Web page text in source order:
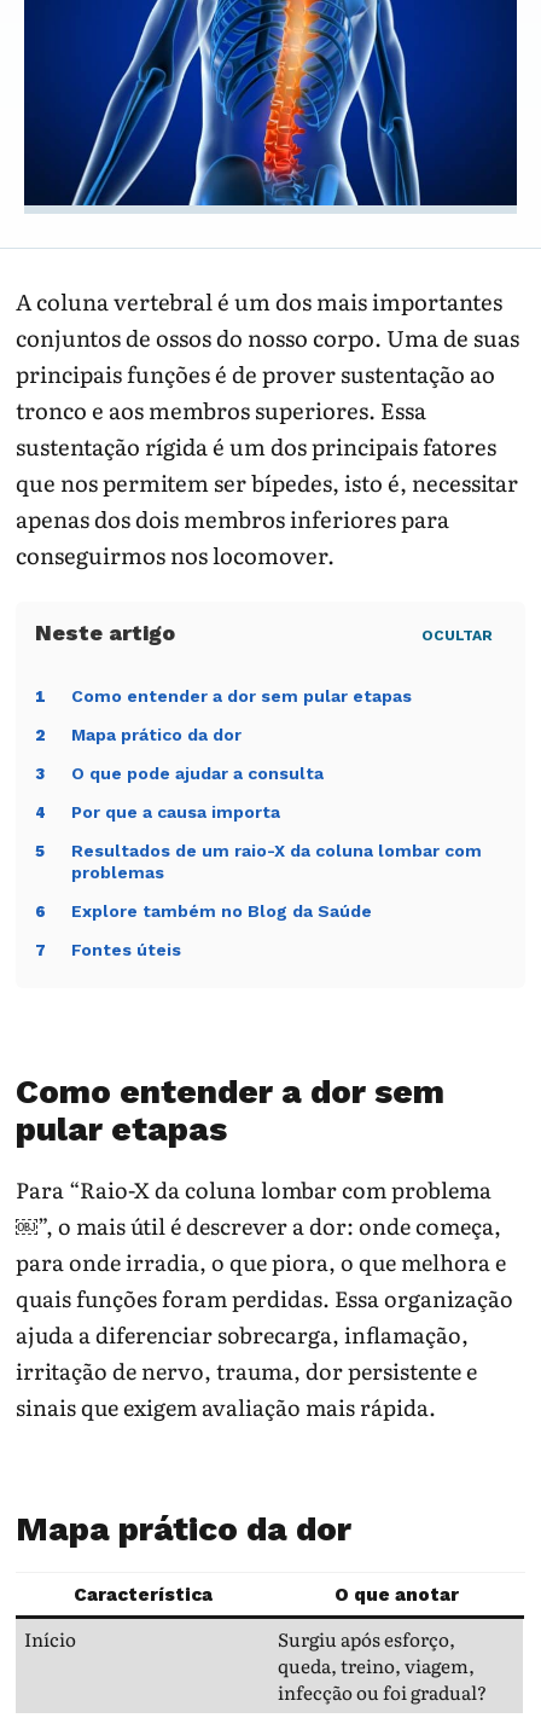
A coluna vertebral é um dos mais importantes
conjuntos de ossos do nosso corpo. Uma de suas
principais funções é de prover sustentação ao
tronco e aos membros superiores. Essa
sustentação rígida é um dos principais fatores
que nos permitem ser bípedes, isto é, necessitar
apenas dos dois membros inferiores para
conseguirmos nos locomover.
OCULTAR
1 Como entender a dor sem pular etapas
2 Mapa prático da dor
3 O que pode ajudar a consulta
4 Por que a causa importa
5
Resultados de um raio-X da coluna lombar com
problemas
6 Explore também no Blog da Saúde
7 Fontes úteis
Como entender a dor sem
pular etapas
Para “Raio-X da coluna lombar com problema
￼”, o mais útil é descrever a dor: onde começa,
para onde irradia, o que piora, o que melhora e
quais funções foram perdidas. Essa organização
ajuda a diferenciar sobrecarga, inflamação,
irritação de nervo, trauma, dor persistente e
sinais que exigem avaliação mais rápida.
Mapa prático da dor
Característica O que anotar
Início
Surgiu após esforço,
queda, treino, viagem,
infecção ou foi gradual?